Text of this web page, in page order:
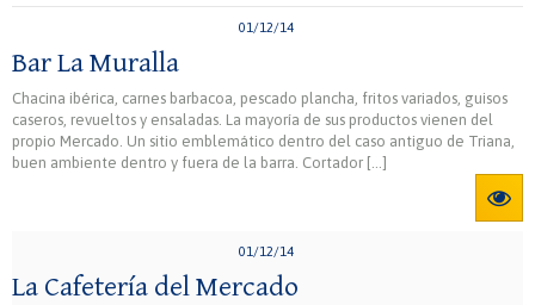
01/12/14
Bar La Muralla
Chacina ibérica, carnes barbacoa, pescado plancha, fritos variados, guisos
caseros, revueltos y ensaladas. La mayoría de sus productos vienen del
propio Mercado. Un sitio emblemático dentro del caso antiguo de Triana,
buen ambiente dentro y fuera de la barra. Cortador […]
01/12/14
La Cafetería del Mercado